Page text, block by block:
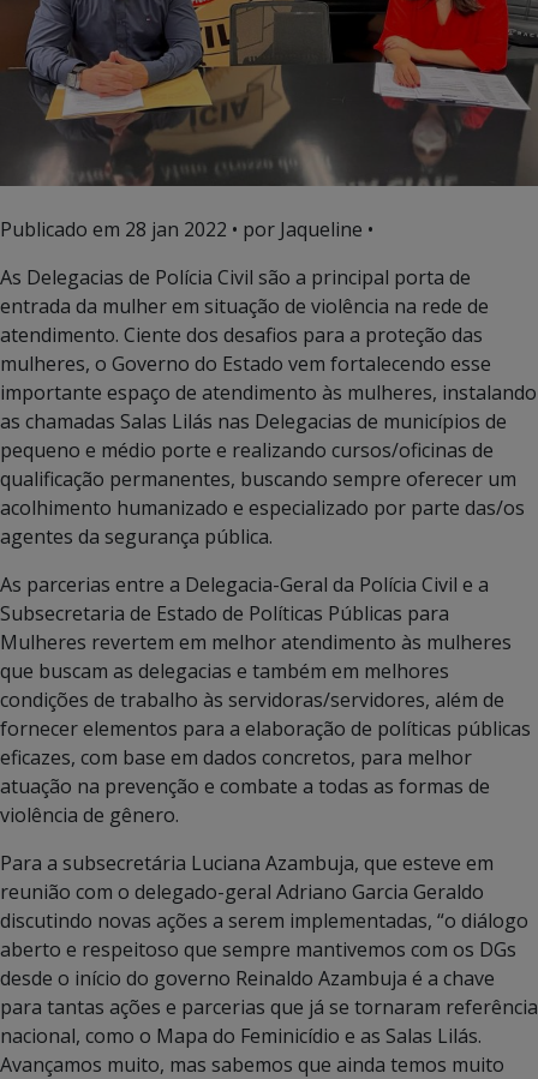
Publicado em 28 jan 2022 • por Jaqueline •
As Delegacias de Polícia Civil são a principal porta de
entrada da mulher em situação de violência na rede de
atendimento. Ciente dos desafios para a proteção das
mulheres, o Governo do Estado vem fortalecendo esse
importante espaço de atendimento às mulheres, instalando
as chamadas Salas Lilás nas Delegacias de municípios de
pequeno e médio porte e realizando cursos/oficinas de
qualificação permanentes, buscando sempre oferecer um
acolhimento humanizado e especializado por parte das/os
agentes da segurança pública.
As parcerias entre a Delegacia-Geral da Polícia Civil e a
Subsecretaria de Estado de Políticas Públicas para
Mulheres revertem em melhor atendimento às mulheres
que buscam as delegacias e também em melhores
condições de trabalho às servidoras/servidores, além de
fornecer elementos para a elaboração de políticas públicas
eficazes, com base em dados concretos, para melhor
atuação na prevenção e combate a todas as formas de
violência de gênero.
Para a subsecretária Luciana Azambuja, que esteve em
reunião com o delegado-geral Adriano Garcia Geraldo
discutindo novas ações a serem implementadas, “o diálogo
aberto e respeitoso que sempre mantivemos com os DGs
desde o início do governo Reinaldo Azambuja é a chave
para tantas ações e parcerias que já se tornaram referência
nacional, como o Mapa do Feminicídio e as Salas Lilás.
Avançamos muito, mas sabemos que ainda temos muito